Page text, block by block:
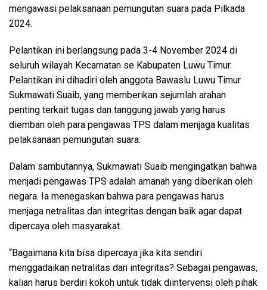
mengawasi pelaksanaan pemungutan suara pada Pilkada
2024.
Pelantikan ini berlangsung pada 3-4 November 2024 di
seluruh wilayah Kecamatan se Kabupaten Luwu Timur.
Pelantikan ini dihadiri oleh anggota Bawaslu Luwu Timur
Sukmawati Suaib, yang memberikan sejumlah arahan
penting terkait tugas dan tanggung jawab yang harus
diemban oleh para pengawas TPS dalam menjaga kualitas
pelaksanaan pemungutan suara.
Dalam sambutannya, Sukmawati Suaib mengingatkan bahwa
menjadi pengawas TPS adalah amanah yang diberikan oleh
negara. Ia menegaskan bahwa para pengawas harus
menjaga netralitas dan integritas dengan baik agar dapat
dipercaya oleh masyarakat.
“Bagaimana kita bisa dipercaya jika kita sendiri
menggadaikan netralitas dan integritas? Sebagai pengawas,
kalian harus berdiri kokoh untuk tidak diintervensi oleh pihak